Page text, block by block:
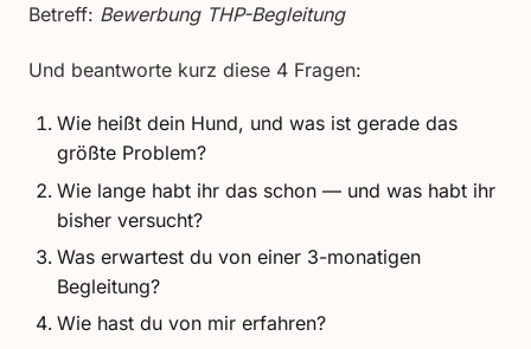
Betreff: Bewerbung THP-Begleitung
Und beantworte kurz diese 4 Fragen:
Wie heißt dein Hund, und was ist gerade das
größte Problem?
Wie lange habt ihr das schon — und was habt ihr
bisher versucht?
Was erwartest du von einer 3-monatigen
Begleitung?
Wie hast du von mir erfahren?